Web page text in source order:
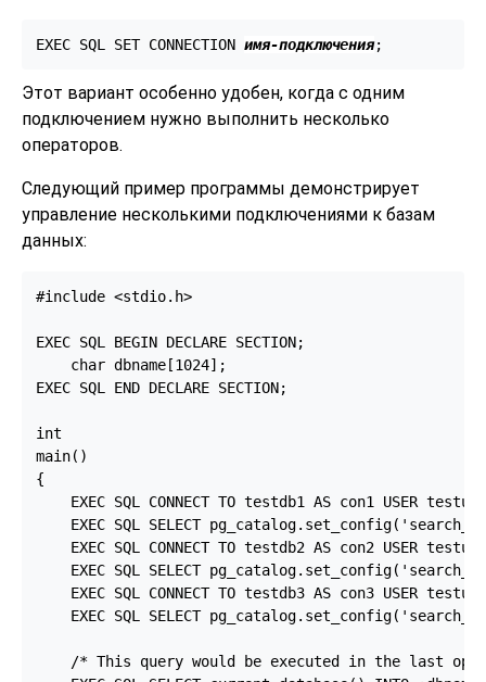
EXEC SQL SET CONNECTION имя-подключения;
Этот вариант особенно удобен, когда с одним
подключением нужно выполнить несколько
операторов.
Следующий пример программы демонстрирует
управление несколькими подключениями к базам
данных:
#include <stdio.h>
EXEC SQL BEGIN DECLARE SECTION;
    char dbname[1024];
EXEC SQL END DECLARE SECTION;
int
main()
{
EXEC SQL CONNECT TO testdb1 AS con1 USER
EXEC SQL SELECT
EXEC SQL CONNECT TO testdb2 AS con2 USER
EXEC SQL SELECT
EXEC SQL CONNECT TO testdb3 AS con3 USER
EXEC SQL SELECT
/* This query would be executed in the last